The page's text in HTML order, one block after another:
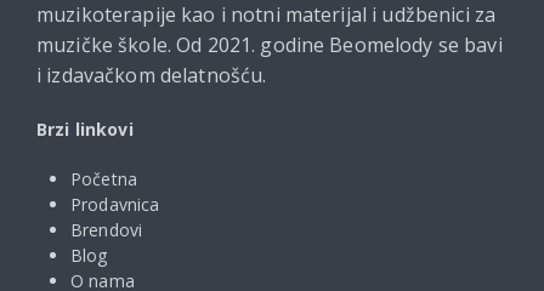
muzikoterapije kao i notni materijal i udžbenici za
muzičke škole. Od 2021. godine Beomelody se bavi
i izdavačkom delatnošću.
Brzi linkovi
Početna
Prodavnica
Brendovi
Blog
O nama